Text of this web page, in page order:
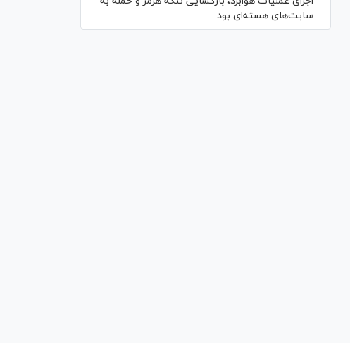
سایت‌های هسته‌ای بود